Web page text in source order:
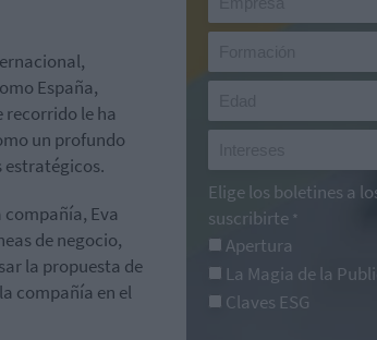
España,
recorrido le ha
un profundo
estratégicos.
compañía, Eva
de negocio,
la propuesta de
compañía en el
Elige los boletines a
suscribirte *
Apertura
La Magia de la
Claves ESG